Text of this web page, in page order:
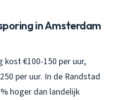
in Amsterdam
kost €100-150 per uur,
per uur. In de Randstad
hoger dan landelijk